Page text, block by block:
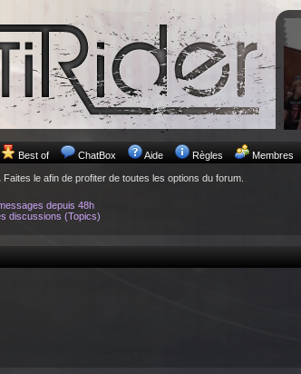
Best of ChatBox Aide Règles Membres
Faites le afin de profiter de toutes les options du forum.
depuis 48h
discussions (Topics)